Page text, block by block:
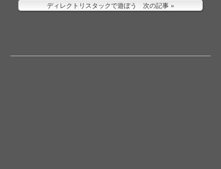
ディレクトリスタックで遊ぼう 次の記事